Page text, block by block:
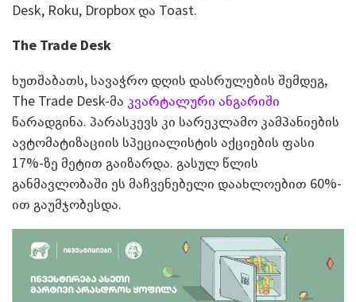
Desk, Roku, Dropbox და Toast.
The Trade Desk
ხუთშაბათს, სავაჭრო დღის დასრულების შემდეგ,
The Trade Desk-მა კვარტალური ანგარიში
წარადგინა. პარასკევს კი სარეკლამო კამპანიების
ავტომატიზაციის სპეციალისტის აქციების ფასი
17%-ზე მეტით გაიზარდა. გასულ წლის
განმავლობაში ეს მაჩვენებელი დაახლოებით 60%-
ით გაუმჯობესდა.